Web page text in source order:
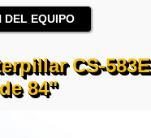
DEL EQUIPO
CS-583E
84"